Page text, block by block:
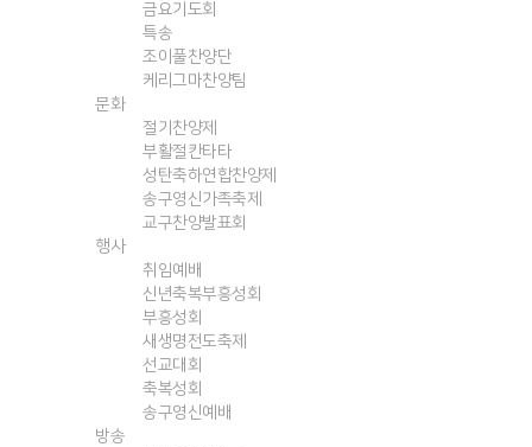
금요기도회
특송
조이풀찬양단
케리그마찬양팀
문화
절기찬양제
부활절칸타타
성탄축하연합찬양제
송구영신가족축제
교구찬양발표회
행사
취임예배
신년축복부흥성회
부흥성회
새생명전도축제
선교대회
축복성회
송구영신예배
방송